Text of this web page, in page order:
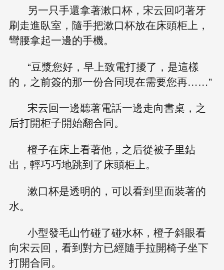
另一只手還拿著漱口杯，宋云回叼著牙
刷走進臥室，隨手把漱口杯放在床頭柜上，
彎腰拿起一邊的手機。
“豆漿您好，早上致電打擾了，是這樣
的，之前簽的那一份合同現在需要您再……”
宋云回一邊聽著電話一邊走向書桌，之
后打開柜子開始翻合同。
橙子在床上看著他，之后從被子里鉆
出，輕巧巧地跳到了床頭柜上。
漱口杯是透明的，可以看到里面裝著的
水。
小型發毛山竹碰了碰水杯，橙子斜眼看
向宋云回，看到對方已經隨手拉開椅子坐下
打開合同。